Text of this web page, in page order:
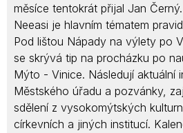
měsíce tentokrát přijal Jan
Neeasi je hlavním tématem
Pod lištou Nápady na výlety po
se skrývá tip na procházku po
Mýto - Vinice. Následují aktuální
Městského úřadu a pozvánky,
sdělení z vysokomýtských
církevních a jiných institucí.